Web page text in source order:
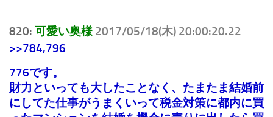
820: 可愛い奥様 2017/05/18(木) 20:00:20.22
>>784,796
776です。
財力といっても大したことなく、たまたま結婚前
にしてた仕事がうまくいって税金対策に都内に買